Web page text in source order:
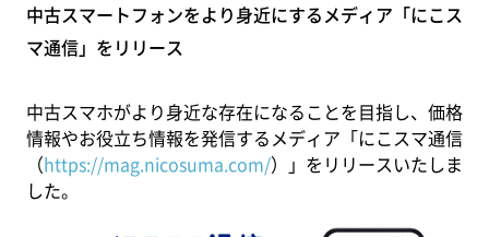
中古スマートフォンをより身近にするメディア「にこス
マ通信」をリリース
中古スマホがより身近な存在になることを目指し、価格
情報やお役立ち情報を発信するメディア「にこスマ通信
（https://mag.nicosuma.com/）」をリリースいたしま
した。